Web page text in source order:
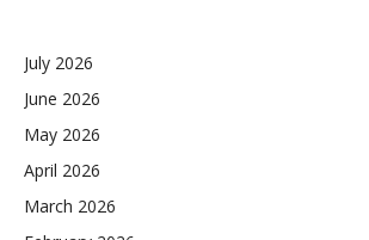
July 2026
June 2026
May 2026
April 2026
March 2026